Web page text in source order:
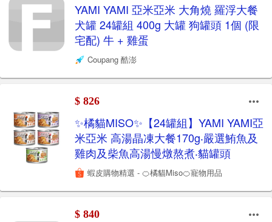
YAMI YAMI 亞米亞米 大角燒 羅浮大餐
犬罐 24罐組 400g 大罐 狗罐頭 1個 (限
宅配) 牛 + 雞蛋
Coupang 酷澎
$ 826
✨橘貓MISO✨【24罐組】YAMI YAMI亞
米亞米 高湯晶凍大餐170g‧嚴選鮪魚及
雞肉及柴魚高湯慢燉熬煮‧貓罐頭
蝦皮購物精選 - 🍊橘貓Miso🍊寵物用品
$ 840